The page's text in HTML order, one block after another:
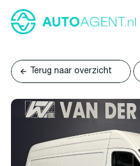
Terug naar overzicht